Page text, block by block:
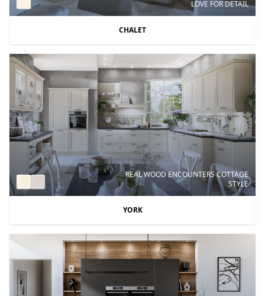
LOVE FOR DETAIL
CHALET
REAL WOOD ENCOUNTERS COTTAGE
STYLE
YORK